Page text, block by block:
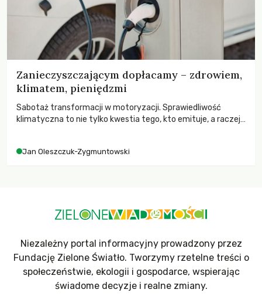
Zanieczyszczającym dopłacamy – zdrowiem,
klimatem, pieniędzmi
Sabotaż transformacji w motoryzacji. Sprawiedliwość
klimatyczna to nie tylko kwestia tego, kto emituje, a raczej
Jan Oleszczuk-Zygmuntowski
Niezależny portal informacyjny prowadzony przez
Fundację Zielone Światło. Tworzymy rzetelne treści o
społeczeństwie, ekologii i gospodarce, wspierając
świadome decyzje i realne zmiany.